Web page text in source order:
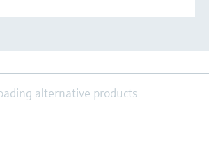
alternative products